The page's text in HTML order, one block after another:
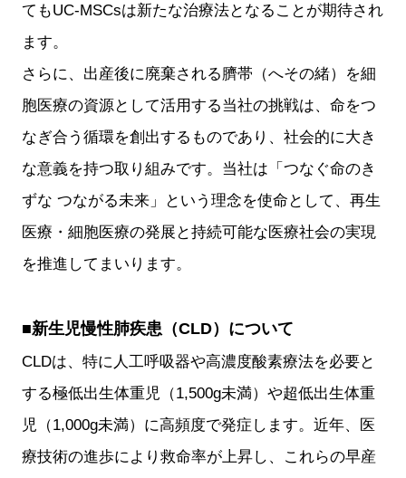
てもUC-MSCsは新たな治療法となることが期待され
ます。
さらに、出産後に廃棄される臍帯（へその緒）を細
胞医療の資源として活用する当社の挑戦は、命をつ
なぎ合う循環を創出するものであり、社会的に大き
な意義を持つ取り組みです。当社は「つなぐ命のき
ずな つながる未来」という理念を使命として、再生
医療・細胞医療の発展と持続可能な医療社会の実現
を推進してまいります。
■新生児慢性肺疾患（CLD）について
CLDは、特に人工呼吸器や高濃度酸素療法を必要と
する極低出生体重児（1,500g未満）や超低出生体重
児（1,000g未満）に高頻度で発症します。近年、医
療技術の進歩により救命率が上昇し、これらの早産